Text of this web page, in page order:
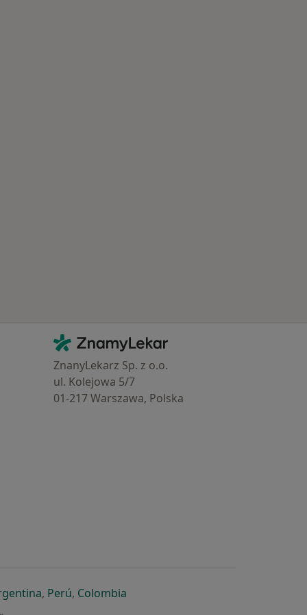
Kontakt
ZnamyLekar - Hlavní stránka
ZnanyLekarz Sp. z o.o.
ul. Kolejowa 5/7
01-217 Warszawa, Polska
záložce
nové záložce
v nové záložce
se otevře v nové záložce
, Perúse otevře v nové záložce
, Colombiase otevře v nové záložce